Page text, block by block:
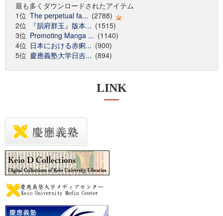
最も多くダウンロードされたアイテム
1位 The perpetual fa... (2788)
2位
『韻府群玉』版本... (1515)
3位 Promoting Manga ... (1140)
4位 日本における赤痢... (900)
5位 慶應義塾大学日吉... (894)
LINK